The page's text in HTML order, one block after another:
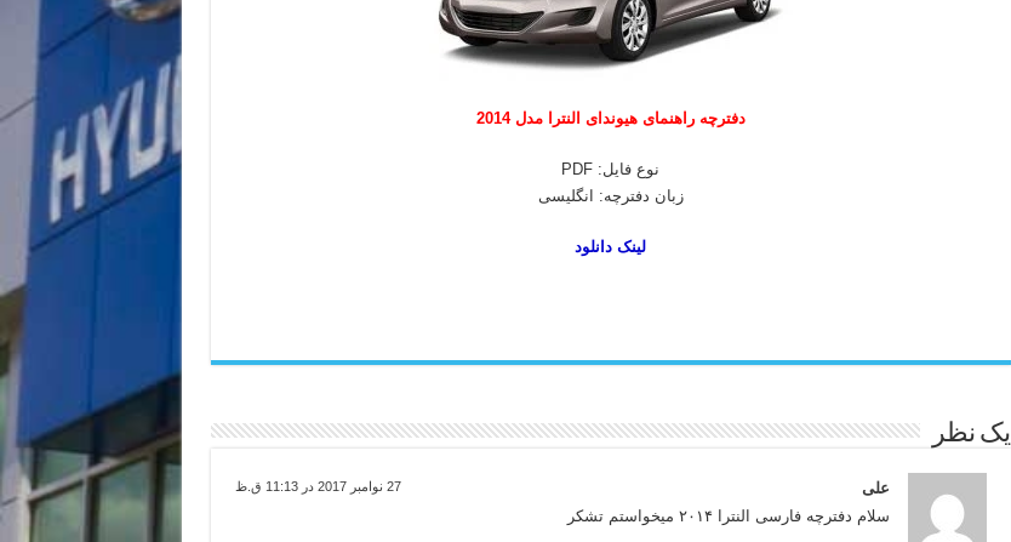
دفترچه راهنمای هیوندای النترا مدل 2014
نوع فایل: PDF
زبان دفترچه: انگلیسی
لینک دانلود
یک نظر
علی 27 نوامبر 2017 در 11:13 ق.ظ
سلام دفترچه فارسی النترا ۲۰۱۴ میخواستم تشکر